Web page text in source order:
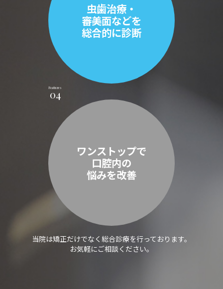
虫歯治療・
審美面などを
総合的に診断
Features
04
ワンストップで
口腔内の
悩みを改善
当院は矯正だけでなく総合診療を行っております。
お気軽にご相談ください。